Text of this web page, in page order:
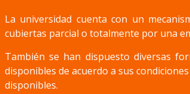
La universidad cuenta con un
cubiertas parcial o totalmente por una
También se han dispuesto diversas
disponibles de acuerdo a sus
disponibles.